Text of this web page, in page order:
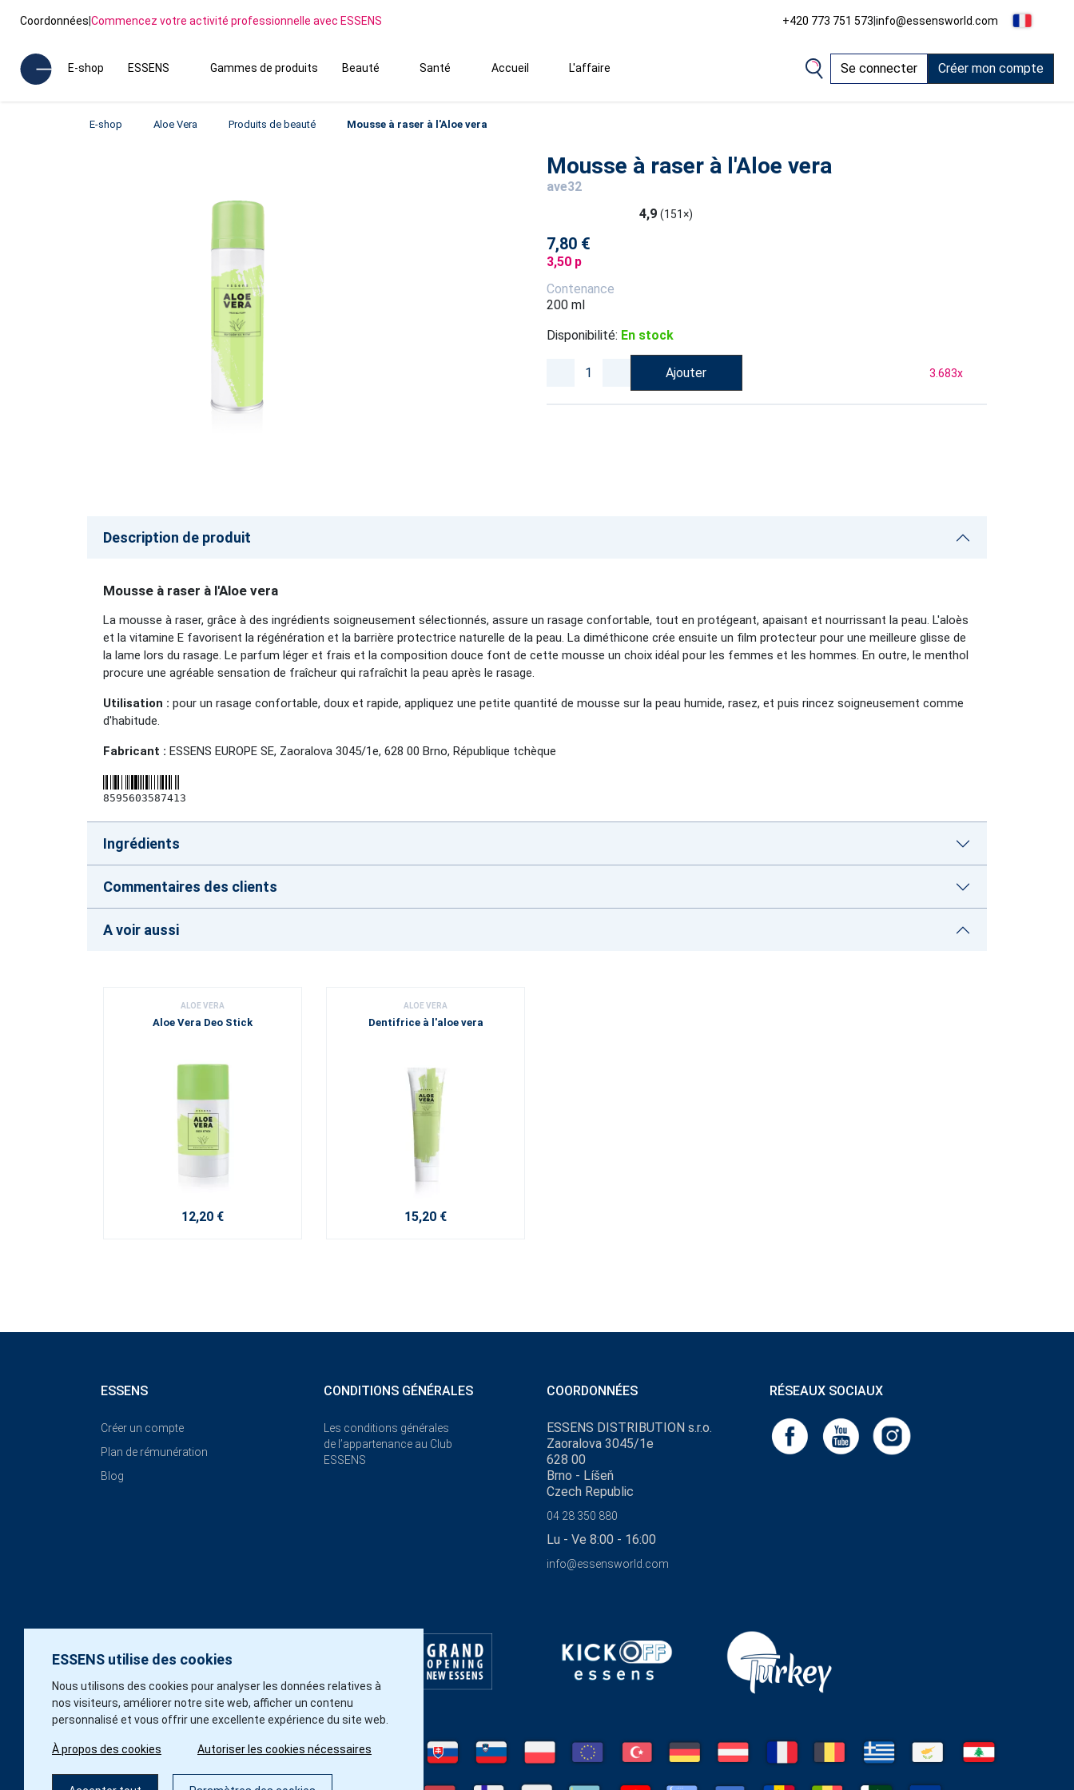
Coordonnées|Commencez votre activité professionnelle avec ESSENS +420 773 751 573|info@essensworld.com
E-shop ESSENS Gammes de produits Beauté Santé Accueil L'affaire Se connecter Créer mon compte
E-shop Aloe Vera Produits de beauté Mousse à raser à l'Aloe vera
Mousse à raser à l'Aloe vera
ave32
4,9 (151×)
7,80 €
3,50 p
Contenance
200 ml
Disponibilité: En stock
Ajouter 3.683x
Description de produit
Mousse à raser à l'Aloe vera
La mousse à raser, grâce à des ingrédients soigneusement sélectionnés, assure un rasage confortable, tout en protégeant, apaisant et nourrissant la peau. L'aloès
et la vitamine E favorisent la régénération et la barrière protectrice naturelle de la peau. La diméthicone crée ensuite un film protecteur pour une meilleure glisse de
la lame lors du rasage. Le parfum léger et frais et la composition douce font de cette mousse un choix idéal pour les femmes et les hommes. En outre, le menthol
procure une agréable sensation de fraîcheur qui rafraîchit la peau après le rasage.
Utilisation : pour un rasage confortable, doux et rapide, appliquez une petite quantité de mousse sur la peau humide, rasez, et puis rincez soigneusement comme
d'habitude.
Fabricant : ESSENS EUROPE SE, Zaoralova 3045/1e, 628 00 Brno, République tchèque
8595603587413
Ingrédients
Commentaires des clients
A voir aussi
ALOE VERA
Aloe Vera Deo Stick
12,20 €
ALOE VERA
Dentifrice à l'aloe vera
15,20 €
ESSENS utilise des cookies
Nous utilisons des cookies pour analyser les données relatives à
nos visiteurs, améliorer notre site web, afficher un contenu
personnalisé et vous offrir une excellente expérience du site web.
À propos des cookies Autoriser les cookies nécessaires
ESSENS
Créer un compte
Plan de rémunération
Blog
CONDITIONS GÉNÉRALES
Les conditions générales
de l’appartenance au Club
ESSENS
COORDONNÉES
ESSENS DISTRIBUTION s.r.o.
Zaoralova 3045/1e
628 00
Brno - Líšeň
Czech Republic
04 28 350 880
Lu - Ve 8:00 - 16:00
info@essensworld.com
RÉSEAUX SOCIAUX